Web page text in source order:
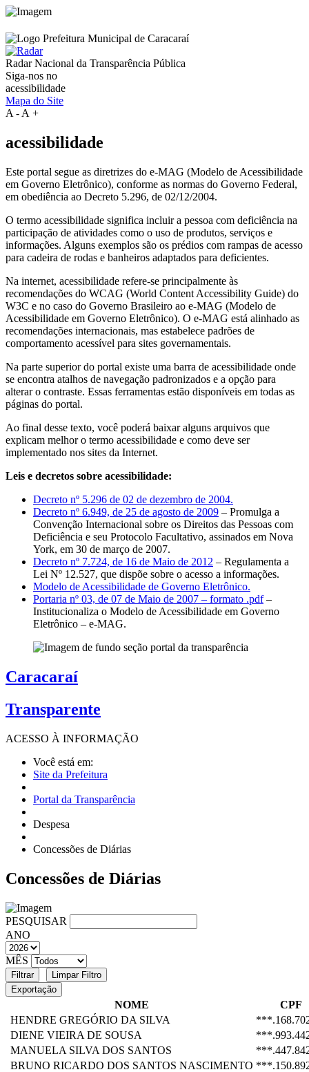
Radar Nacional da Transparência Pública
Siga-nos no
acessibilidade
Mapa do Site
A-A +
acessibilidade
Este portal segue as diretrizes do e-MAG (Modelo de Acessibilidade
em Governo Eletrônico), conforme as normas do Governo Federal,
em obediência ao Decreto 5.296, de 02/12/2004.
O termo acessibilidade significa incluir a pessoa com deficiência na
participação de atividades como o uso de produtos, serviços e
informações. Alguns exemplos são os prédios com rampas de acesso
para cadeira de rodas e banheiros adaptados para deficientes.
Na internet, acessibilidade refere-se principalmente às
recomendações do WCAG (World Content Accessibility Guide) do
W3C e no caso do Governo Brasileiro ao e-MAG (Modelo de
Acessibilidade em Governo Eletrônico). O e-MAG está alinhado as
recomendações internacionais, mas estabelece padrões de
comportamento acessível para sites governamentais.
Na parte superior do portal existe uma barra de acessibilidade onde
se encontra atalhos de navegação padronizados e a opção para
alterar o contraste. Essas ferramentas estão disponíveis em todas as
páginas do portal.
Ao final desse texto, você poderá baixar alguns arquivos que
explicam melhor o termo acessibilidade e como deve ser
implementado nos sites da Internet.
Leis e decretos sobre acessibilidade:
Decreto nº 5.296 de 02 de dezembro de 2004.
Decreto nº 6.949, de 25 de agosto de 2009 – Promulga a
Convenção Internacional sobre os Direitos das Pessoas com
Deficiência e seu Protocolo Facultativo, assinados em Nova
York, em 30 de março de 2007.
Decreto nº 7.724, de 16 de Maio de 2012 – Regulamenta a
Lei Nº 12.527, que dispõe sobre o acesso a informações.
Modelo de Acessibilidade de Governo Eletrônico.
Portaria nº 03, de 07 de Maio de 2007 – formato .pdf–
Institucionaliza o Modelo de Acessibilidade em Governo
Eletrônico – e-MAG.
Caracaraí
Transparente
ACESSO À INFORMAÇÃO
Você está em:
Site da Prefeitura
Portal da Transparência
Despesa
Concessões de Diárias
Concessões de Diárias
PESQUISAR
ANO
MÊS
Filtrar
Limpar Filtro
Exportação
NOME
CPF
HENDRE GREGÓRIO DA SILVA
DIENE VIEIRA DE SOUSA
MANUELA SILVA DOS SANTOS
BRUNO RICARDO DOS SANTOS NASCIMENTO